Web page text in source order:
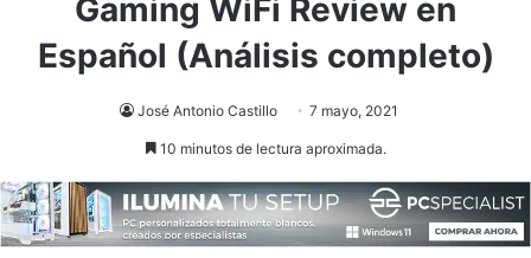
Gaming WiFi Review en
Español (Análisis completo)
José Antonio Castillo 7 mayo, 2021
10 minutos de lectura aproximada.